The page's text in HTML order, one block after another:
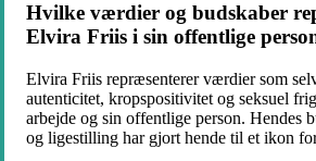
Hvilke værdier og budskaber
Elvira Friis i sin offentlige
Elvira Friis repræsenterer værdier som
autenticitet, kropspositivitet og seksuel
arbejde og sin offentlige person. Hendes
og ligestilling har gjort hende til et ikon